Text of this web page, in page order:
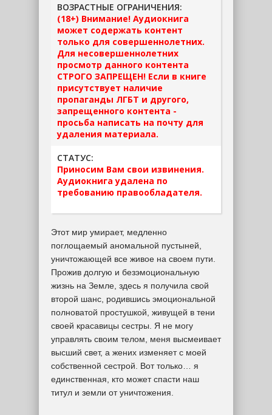
ВОЗРАСТНЫЕ ОГРАНИЧЕНИЯ:
(18+) Внимание! Аудиокнига
может содержать контент
только для совершеннолетних.
Для несовершеннолетних
просмотр данного контента
СТРОГО ЗАПРЕЩЕН! Если в книге
присутствует наличие
пропаганды ЛГБТ и другого,
запрещенного контента -
просьба написать на почту для
удаления материала.
СТАТУС:
Приносим Вам свои извинения.
Аудиокнига удалена по
требованию правообладателя.
Этот мир умирает, медленно
поглощаемый аномальной пустыней,
уничтожающей все живое на своем пути.
Прожив долгую и безэмоциональную
жизнь на Земле, здесь я получила свой
второй шанс, родившись эмоциональной
полноватой простушкой, живущей в тени
своей красавицы сестры. Я не могу
управлять своим телом, меня высмеивает
высший свет, а жених изменяет с моей
собственной сестрой. Вот только… я
единственная, кто может спасти наш
титул и земли от уничтожения.